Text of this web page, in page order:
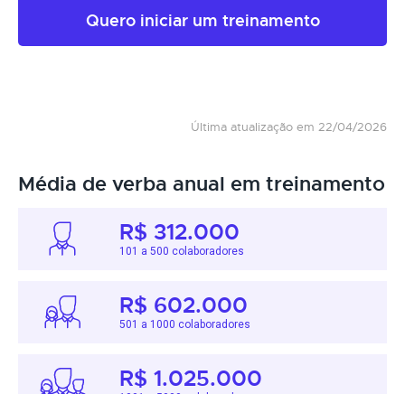
Quero iniciar um treinamento
Última atualização em 22/04/2026
Média de verba anual em treinamento
R$ 312.000
101 a 500 colaboradores
R$ 602.000
501 a 1000 colaboradores
R$ 1.025.000